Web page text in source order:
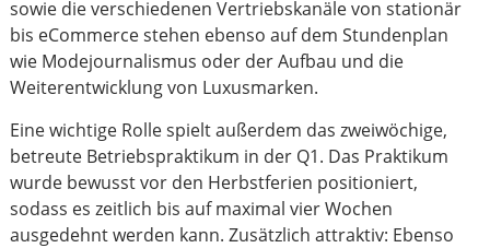
sowie die verschiedenen Vertriebskanäle von stationär
bis eCommerce stehen ebenso auf dem Stundenplan
wie Modejournalismus oder der Aufbau und die
Weiterentwicklung von Luxusmarken.
Eine wichtige Rolle spielt außerdem das zweiwöchige,
betreute Betriebspraktikum in der Q1. Das Praktikum
wurde bewusst vor den Herbstferien positioniert,
sodass es zeitlich bis auf maximal vier Wochen
ausgedehnt werden kann. Zusätzlich attraktiv: Ebenso